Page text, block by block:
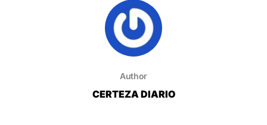
Author
CERTEZA DIARIO